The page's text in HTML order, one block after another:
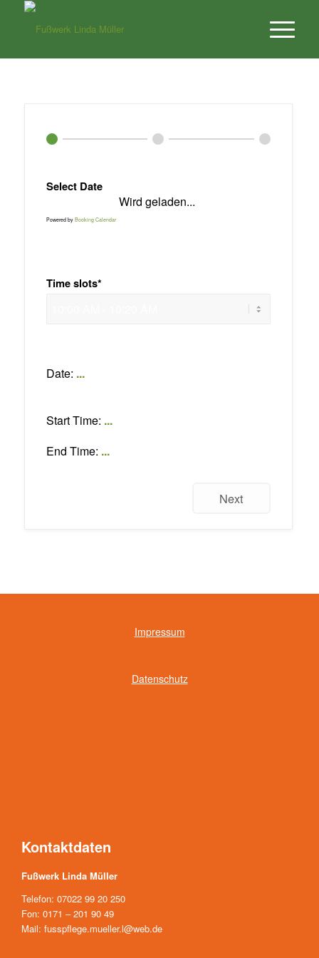
Select Date
Wird geladen...
Powered by Booking Calendar
Time slots*
Date: ...
Start Time: ...
End Time: ...
Next
Impressum
Datenschutz
Kontaktdaten
Fußwerk Linda Müller
Telefon: 07022 99 20 250
Fon: 0171 – 201 90 49
Mail: fusspflege.mueller.l@web.de